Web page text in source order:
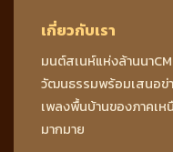
เกี่ยวกับเรา
มนต์สเนห์แห่งล้านนา
วัฒนธรรมพร้อมเสนอข่า
เพลงพื้นบ้านของภาคเห
มากมาย